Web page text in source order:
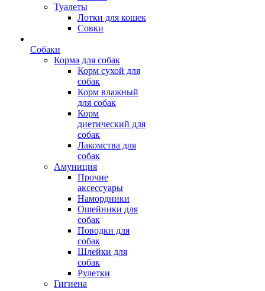
Туалеты
Лотки для кошек
Совки
Собаки
Корма для собак
Корм сухой для
собак
Корм влажный
для собак
Корм
диетический для
собак
Лакомства для
собак
Амуниция
Прочие
аксессуары
Намордники
Ошейники для
собак
Поводки для
собак
Шлейки для
собак
Рулетки
Гигиена